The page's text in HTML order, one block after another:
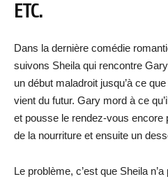
ETC.
Dans la dernière comédie
suivons Sheila qui rencontre
un début maladroit jusqu’à ce
vient du futur. Gary mord à ce
et pousse le rendez-vous encore
de la nourriture et ensuite un
Le problème, c’est que Sheila